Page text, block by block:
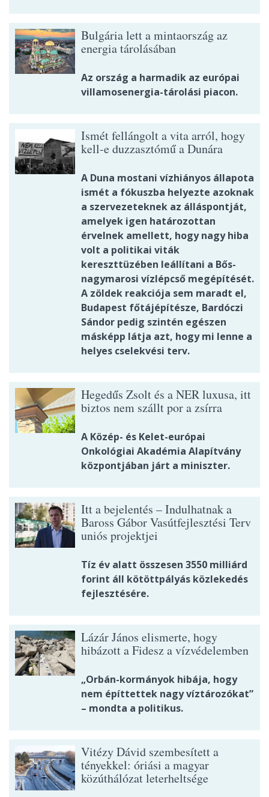
Bulgária lett a mintaország az
energia tárolásában
Az ország a harmadik az európai
villamosenergia-tárolási piacon.
Ismét fellángolt a vita arról, hogy
kell-e duzzasztómű a Dunára
A Duna mostani vízhiányos állapota
ismét a fókuszba helyezte azoknak
a szervezeteknek az álláspontját,
amelyek igen határozottan
érvelnek amellett, hogy nagy hiba
volt a politikai viták
kereszttüzében leállítani a Bős-
nagymarosi vízlépcső megépítését.
A zöldek reakciója sem maradt el,
Budapest főtájépítésze, Bardóczi
Sándor pedig szintén egészen
másképp látja azt, hogy mi lenne a
helyes cselekvési terv.
Hegedűs Zsolt és a NER luxusa, itt
biztos nem szállt por a zsírra
A Közép- és Kelet-európai
Onkológiai Akadémia Alapítvány
központjában járt a miniszter.
Itt a bejelentés – Indulhatnak a
Baross Gábor Vasútfejlesztési Terv
uniós projektjei
Tíz év alatt összesen 3550 milliárd
forint áll kötöttpályás közlekedés
fejlesztésére.
Lázár János elismerte, hogy
hibázott a Fidesz a vízvédelemben
„Orbán-kormányok hibája, hogy
nem építtettek nagy víztározókat”
– mondta a politikus.
Vitézy Dávid szembesített a
tényekkel: óriási a magyar
közúthálózat leterheltsége